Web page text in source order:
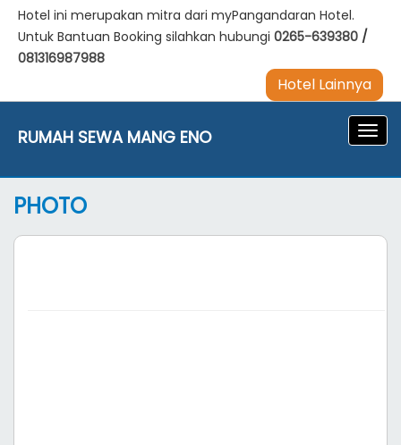
Hotel ini merupakan mitra dari myPangandaran Hotel.
Untuk Bantuan Booking silahkan hubungi 0265-639380 /
081316987988
Hotel Lainnya
RUMAH SEWA MANG ENO
PHOTO